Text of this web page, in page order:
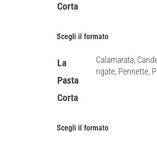
Corta
Scegli il formato
La
Pasta
Corta
Calamarata,
rigate, Pennette,
Scegli il formato